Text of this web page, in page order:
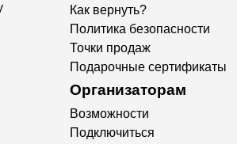
Как вернуть?
Политика безопасности
Точки продаж
Подарочные сертификаты
Организаторам
Возможности
Подключиться